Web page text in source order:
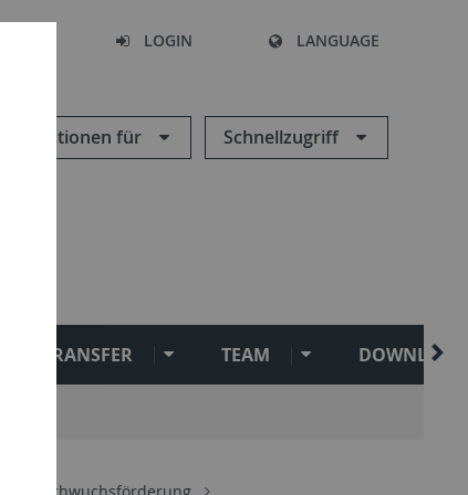
LOGIN LANGUAGE
Informationen für Schnellzugriff
TRANSFER TEAM
Nachwuchsförderung